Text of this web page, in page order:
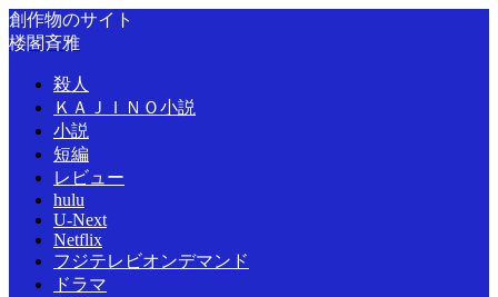
創作物のサイト
楼閣斉雅
殺人
ＫＡＪＩＮＯ小説
小説
短編
レビュー
hulu
U-Next
Netflix
フジテレビオンデマンド
ドラマ